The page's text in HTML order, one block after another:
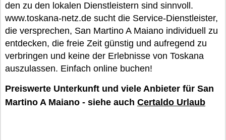
den zu den lokalen Dienstleistern sind sinnvoll.
www.toskana-netz.de sucht die Service-Dienstleister,
die versprechen, San Martino A Maiano individuell zu
entdecken, die freie Zeit günstig und aufregend zu
verbringen und keine der Erlebnisse von Toskana
auszulassen. Einfach online buchen!
Preiswerte Unterkunft und viele Anbieter für San
Martino A Maiano - siehe auch Certaldo Urlaub